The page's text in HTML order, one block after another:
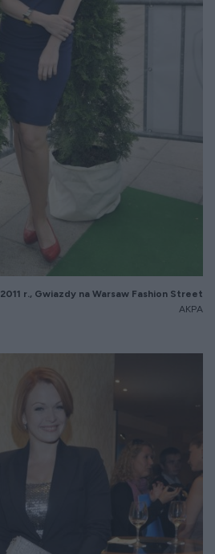
11 r., Gwiazdy na Warsaw Fashion Street
AKPA